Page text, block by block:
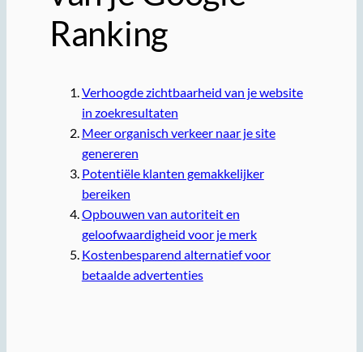
Ranking
Verhoogde zichtbaarheid van je website
in zoekresultaten
Meer organisch verkeer naar je site
genereren
Potentiële klanten gemakkelijker
bereiken
Opbouwen van autoriteit en
geloofwaardigheid voor je merk
Kostenbesparend alternatief voor
betaalde advertenties